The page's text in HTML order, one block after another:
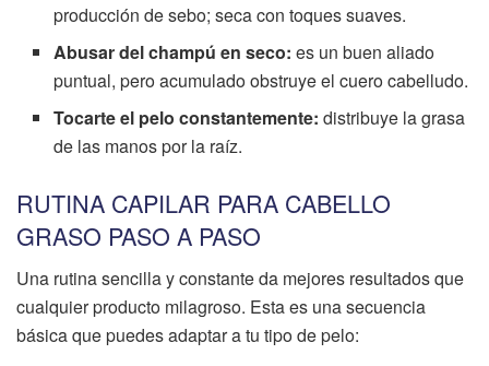
producción de sebo; seca con toques suaves.
Abusar del champú en seco: es un buen aliado
puntual, pero acumulado obstruye el cuero cabelludo.
Tocarte el pelo constantemente: distribuye la grasa
de las manos por la raíz.
RUTINA CAPILAR PARA CABELLO
GRASO PASO A PASO
Una rutina sencilla y constante da mejores resultados que
cualquier producto milagroso. Esta es una secuencia
básica que puedes adaptar a tu tipo de pelo: